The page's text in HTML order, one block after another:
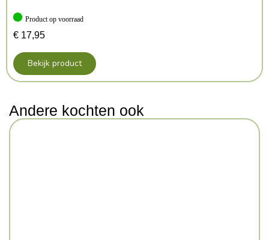
Product op voorraad
€ 17,95
Bekijk product
Andere kochten ook